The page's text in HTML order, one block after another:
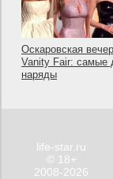
Оскаровская
Vanity Fair: самые
наряды
life-star.ru
© 18+
2008-2026